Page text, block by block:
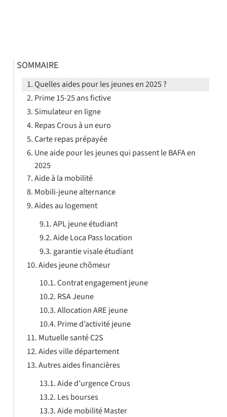
SOMMAIRE
Quelles aides pour les jeunes en 2025 ?
Prime 15-25 ans fictive
Simulateur en ligne
Repas Crous à un euro
Carte repas prépayée
Une aide pour les jeunes qui passent le BAFA en
2025
Aide à la mobilité
Mobili-jeune alternance
Aides au logement
APL jeune étudiant
Aide Loca Pass location
garantie visale étudiant
Aides jeune chômeur
Contrat engagement jeune
RSA Jeune
Allocation ARE jeune
Prime d’activité jeune
Mutuelle santé C2S
Aides ville département
Autres aides financières
Aide d’urgence Crous
Les bourses
Aide mobilité Master